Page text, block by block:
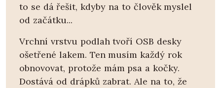
to se dá řešit, kdyby na to člověk myslel
od začátku...
Vrchní vrstvu podlah tvoří OSB desky
ošetřené lakem. Ten musím každý rok
obnovovat, protože mám psa a kočky.
Dostává od drápků zabrat. Ale na to, že